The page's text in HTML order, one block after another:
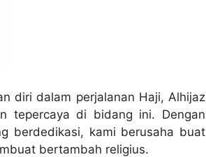
diri dalam perjalanan Haji, Alhijaz
tepercaya di bidang ini. Dengan
berdedikasi, kami berusaha buat
bertambah religius.